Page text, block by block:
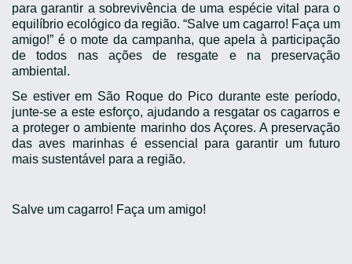
para garantir a sobrevivência de uma espécie vital para o
equilíbrio ecológico da região. “Salve um cagarro! Faça um
amigo!” é o mote da campanha, que apela à participação
de todos nas ações de resgate e na preservação
ambiental.
Se estiver em São Roque do Pico durante este período,
junte-se a este esforço, ajudando a resgatar os cagarros e
a proteger o ambiente marinho dos Açores. A preservação
das aves marinhas é essencial para garantir um futuro
mais sustentável para a região.
Salve um cagarro! Faça um amigo!